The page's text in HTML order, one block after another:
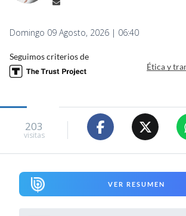
Domingo 09 Agosto, 2026 | 06:40
Seguimos criterios de
Ética y
203
visitas
VER RESUMEN